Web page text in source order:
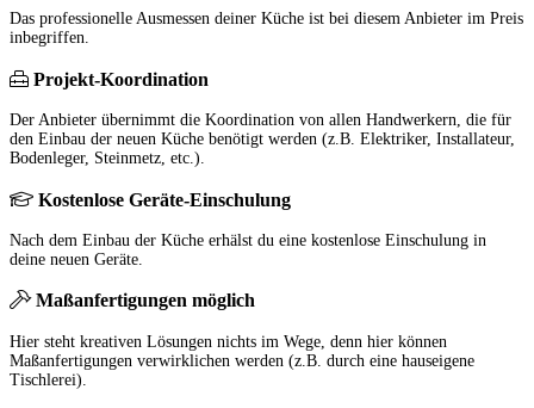
Das professionelle Ausmessen deiner Küche ist bei diesem Anbieter im Preis
inbegriffen.
Projekt-Koordination
Der Anbieter übernimmt die Koordination von allen Handwerkern, die für
den Einbau der neuen Küche benötigt werden (z.B. Elektriker, Installateur,
Bodenleger, Steinmetz, etc.).
Kostenlose Geräte-Einschulung
Nach dem Einbau der Küche erhälst du eine kostenlose Einschulung in
deine neuen Geräte.
Maßanfertigungen möglich
Hier steht kreativen Lösungen nichts im Wege, denn hier können
Maßanfertigungen verwirklichen werden (z.B. durch eine hauseigene
Tischlerei).